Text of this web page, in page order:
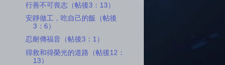
行善不可喪志（帖後3：13）
安靜做工，吃自己的飯（帖後
3：6）
忍耐傳福音（帖後3：1）
得救和得榮光的道路（帖後12：
13）